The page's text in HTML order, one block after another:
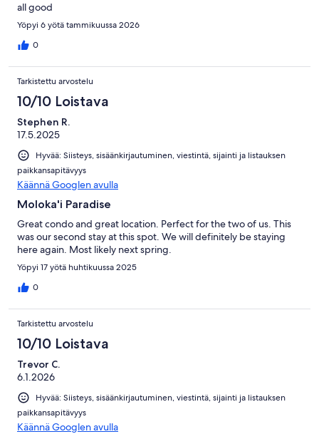
all good
Yöpyi 6 yötä tammikuussa 2026
0
Tarkistettu arvostelu
10/10 Loistava
Stephen R.
17.5.2025
Hyvää: Siisteys, sisäänkirjautuminen, viestintä, sijainti ja listauksen
paikkansapitävyys
Käännä Googlen avulla
Moloka'i Paradise
Great condo and great location. Perfect for the two of us. This
was our second stay at this spot. We will definitely be staying
here again. Most likely next spring.
Yöpyi 17 yötä huhtikuussa 2025
0
Tarkistettu arvostelu
10/10 Loistava
Trevor C.
6.1.2026
Hyvää: Siisteys, sisäänkirjautuminen, viestintä, sijainti ja listauksen
paikkansapitävyys
Käännä Googlen avulla